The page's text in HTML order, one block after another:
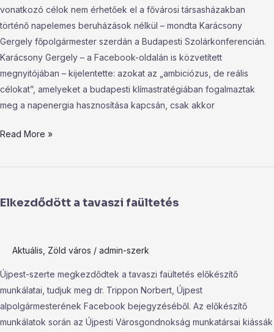
vonatkozó célok nem érhetőek el a fővárosi társasházakban
történő napelemes beruházások nélkül – mondta Karácsony
Gergely főpolgármester szerdán a Budapesti Szolárkonferencián.
Karácsony Gergely – a Facebook-oldalán is közvetített
megnyitójában – kijelentette: azokat az „ambiciózus, de reális
célokat”, amelyeket a budapesti klímastratégiában fogalmaztak
meg a napenergia hasznosítása kapcsán, csak akkor
napenergia-
hasznosításra
vonatkozó
fővárosi
célok
Read More »
Elkezdődött a tavaszi faültetés
Aktuális Zöld város / admin-szerk
Újpest-szerte megkezdődtek a tavaszi faültetés előkészítő
munkálatai, tudjuk meg dr. Trippon Norbert, Újpest
alpolgármesterének Facebook bejegyzéséből. Az előkészítő
munkálatok során az Újpesti Városgondnokság munkatársai kiássák
tavaszi